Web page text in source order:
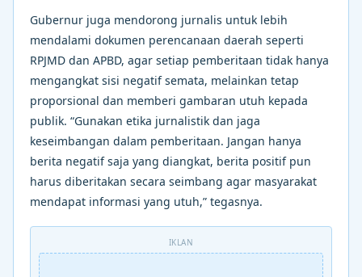
Gubernur juga mendorong jurnalis untuk lebih
mendalami dokumen perencanaan daerah seperti
RPJMD dan APBD, agar setiap pemberitaan tidak hanya
mengangkat sisi negatif semata, melainkan tetap
proporsional dan memberi gambaran utuh kepada
publik. “Gunakan etika jurnalistik dan jaga
keseimbangan dalam pemberitaan. Jangan hanya
berita negatif saja yang diangkat, berita positif pun
harus diberitakan secara seimbang agar masyarakat
mendapat informasi yang utuh,” tegasnya.
IKLAN